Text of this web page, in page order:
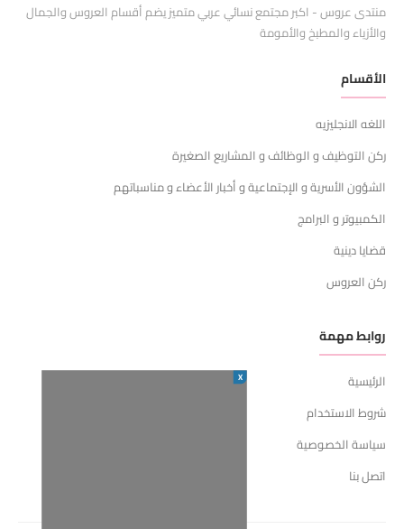
منتدى عروس - اكبر مجتمع نسائي عربي متميز يضم أقسام العروس والجمال
والأزياء والمطبخ والأمومة
الأقسام
اللغه الانجليزيه
ركن التوظيف و الوظائف و المشاريع الصغيرة
الشؤون الأسرية و الإجتماعية و أخبار الأعضاء و مناسباتهم
الكمبيوتر و البرامج
قضايا دينية
ركن العروس
روابط مهمة
الرئيسية
شروط الاستخدام
سياسة الخصوصية
اتصل بنا
X